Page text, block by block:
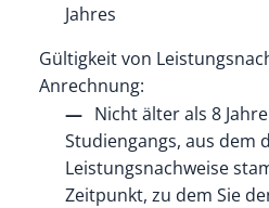
Jahres
Gültigkeit von
Anrechnung:
Nicht älter als 8
Studiengangs, aus dem
Leistungsnachweise
Zeitpunkt, zu dem Sie